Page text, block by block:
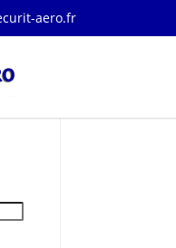
aero.fr